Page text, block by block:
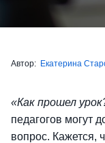
Автор: Екатерина
«Как прошел
педагогов могут
вопрос. Кажется,